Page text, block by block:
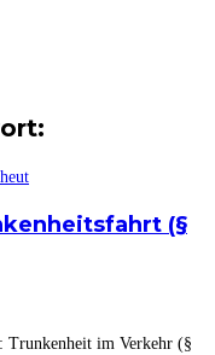
(§
Trunkenheit im Verkehr (§